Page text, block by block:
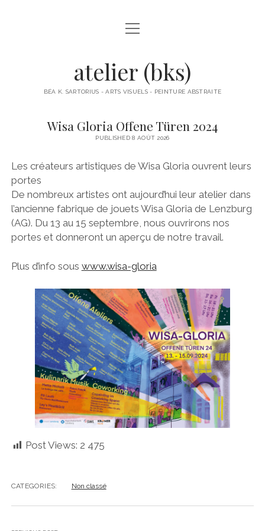
À PROPOS
BÉA K. SARTORIUS
PAPIERS COLLÉS
POLITIQUE DE CONFIDENTIALITÉ
open
menu
atelier (bks)
BÉA K. SARTORIUS - ARTS VISUELS - PEINTURE ABSTRAITE
Wisa Gloria Offene Türen 2024
PUBLISHED 8 AOÛT 2026
Les créateurs artistiques de Wisa Gloria ouvrent leurs
portes
De nombreux artistes ont aujourd’hui leur atelier dans
l’ancienne fabrique de jouets Wisa Gloria de Lenzburg
(AG). Du 13 au 15 septembre, nous ouvrirons nos
portes et donneront un aperçu de notre travail.
Plus d’info sous www.wisa-gloria
Post Views: 2 475
CATEGORIES: Non classé